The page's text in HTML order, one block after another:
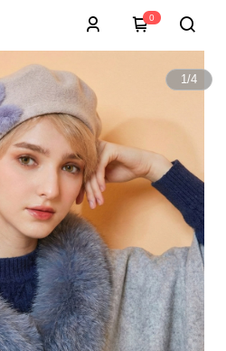
0
1/4